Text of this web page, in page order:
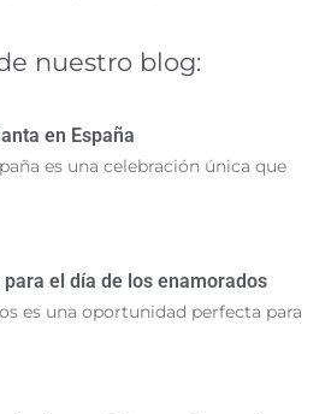
nuestro blog:
en España
es una celebración única que
el día de los enamorados
es una oportunidad perfecta para